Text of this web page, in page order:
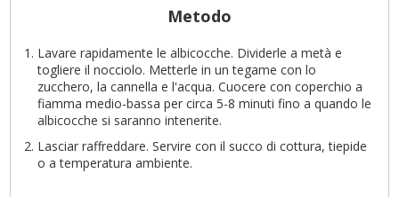
Metodo
Lavare rapidamente le albicocche. Dividerle a metà e
togliere il nocciolo. Metterle in un tegame con lo
zucchero, la cannella e l'acqua. Cuocere con coperchio a
fiamma medio-bassa per circa 5-8 minuti fino a quando le
albicocche si saranno intenerite.
Lasciar raffreddare. Servire con il succo di cottura, tiepide
o a temperatura ambiente.